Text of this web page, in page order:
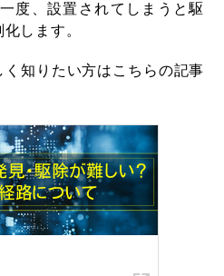
度、設置されてしまうと駆
します。
知りたい方はこちらの記事